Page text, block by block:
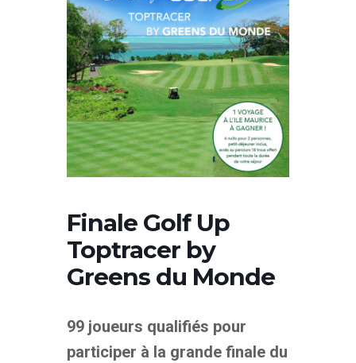
Finale Golf Up
Toptracer by
Greens du Monde
99 joueurs qualifiés pour
participer à la grande finale du